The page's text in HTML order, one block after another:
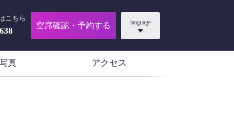
こちら
空席確認・予約する language
真 アクセス